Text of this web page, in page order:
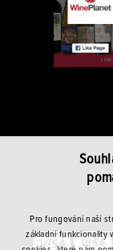
Pro fungování naší
základní funkcionality